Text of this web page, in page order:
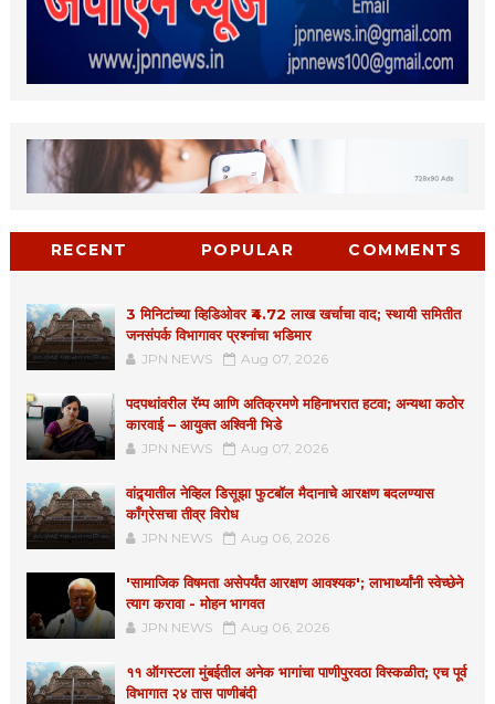
RECENT POPULAR COMMENTS
3 मिनिटांच्या व्हिडिओवर ₹4.72 लाख खर्चाचा वाद; स्थायी समितीत
जनसंपर्क विभागावर प्रश्नांचा भडिमार
JPN NEWS Aug 07, 2026
पदपथांवरील रॅम्प आणि अतिक्रमणे महिनाभरात हटवा; अन्यथा कठोर
कारवाई – आयुक्त अश्विनी भिडे
JPN NEWS Aug 07, 2026
वांद्र्यातील नेव्हिल डिसूझा फुटबॉल मैदानाचे आरक्षण बदलण्यास
काँग्रेसचा तीव्र विरोध
JPN NEWS Aug 06, 2026
'सामाजिक विषमता असेपर्यंत आरक्षण आवश्यक'; लाभार्थ्यांनी स्वेच्छेने
त्याग करावा - मोहन भागवत
JPN NEWS Aug 06, 2026
११ ऑगस्टला मुंबईतील अनेक भागांचा पाणीपुरवठा विस्कळीत; एच पूर्व
विभागात २४ तास पाणीबंदी